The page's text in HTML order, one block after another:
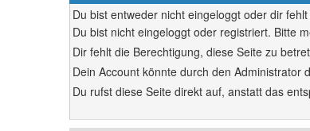
Du bist entweder nicht eingeloggt oder dir
Du bist nicht eingeloggt oder registriert. Bitte
Dir fehlt die Berechtigung, diese Seite zu
Dein Account könnte durch den Administrator
Du rufst diese Seite direkt auf, anstatt das